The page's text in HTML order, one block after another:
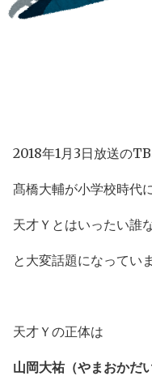
2018年1月3日放送の
髙橋大輔が小学校時代
天才Ｙとはいったい誰
と大変話題になっていま
天才Ｙの正体は
山岡大祐（やまおかだ